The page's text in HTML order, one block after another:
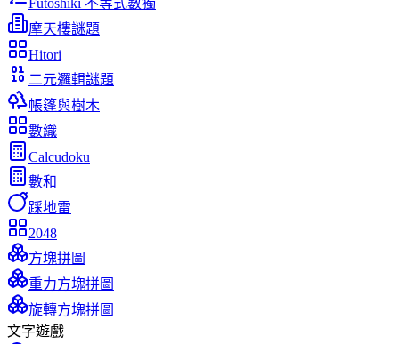
Futoshiki 不等式數獨
摩天樓謎題
Hitori
二元邏輯謎題
帳篷與樹木
數織
Calcudoku
數和
踩地雷
2048
方塊拼圖
重力方塊拼圖
旋轉方塊拼圖
文字遊戲